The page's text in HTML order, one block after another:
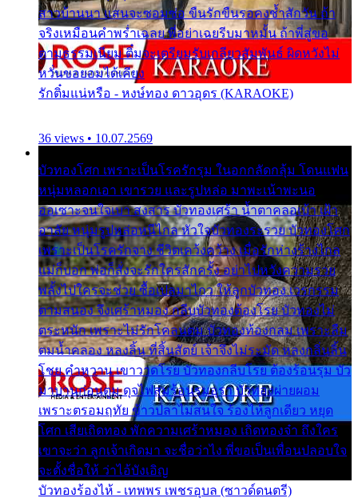
สาวบ้านนา แสนจะซอมซ่อ ขืนรักขืนรอคงช้ำสักวัน ถ้า
จริงเหมือนคำพร่ำเฉลย พี่อย่าเฉยรีบมาหมั้น ถ้าพี่สู่ขอ
ตามธรรมเนียม ติ๋มจะเตรียมรับเกลียวสัมพันธ์ ผิดหวังไม่
หวั่นขอยอมได้เคียง
รักติ๋มแน่หรือ - หงษ์ทอง ดาวอุดร (KARAOKE)
36 views • 10.07.2569
บัวทองโศก เพราะเป็นโรครักรุม ในอกกลัดกลุ้ม โดนแฟน
หนุ่มหลอกเอา เขารวย และรูปหล่อ มาพะเน้าพะนอ
ออเซาะจนใจเบา สงสาร บัวทองเศร้า น้ำตาคลอเบ้า เฝ้า
อาลัย หนุ่มรูปหล่อหนีไกล หัวใจบัวทองระรวย บัวทองโศก
เพราะเป็นโรครักจาง ชีวิตเคว้งคว้าง เมื่อรักห่างร้างไกล
แม่ก็บอก พ่อก็สั่งจะรักใครสักครั้ง อย่าไปหวังความรวย
พลั้งไปใครจะช่วย ซื้อเปลมาไกว ให้ลูกบัวทอง เวรกรรม
ตามสนอง จึงเศร้าหมอง กลีบบัวทองต้องโรย บัวทองไม่
ตระหนัก เพราะไม่รักโคลนตม บัวทองท้องกลม เพราะลืม
ตมน้ำคลอง หลงลิ้น ที่สิ้นสัตย์ เจ้าจึงไม่ระมัด หลงกลิ่นลิ้น
โชย คำหวาน เขาวาดโรย บัวทองกลีบโรย ต้องร้อนรุม บัว
มาบานก่อนตูม ดุจไฟสุมร้อนรุมอุรา บัวทองผ่ายผอม
เพราะตรอมฤทัย ข้าวปลาไม่สนใจ ร้องไห้ลูกเดียว หยุด
โศก เสียเถิดทอง พักความเศร้าหมอง เถิดทองจ๋า ถึงใคร
เขาจะว่า ลูกเจ้าเกิดมา จะชื่อว่าไง พี่ขอเป็นเพื่อนปลอบใจ
จะตั้งชื่อให้ ว่าไอ้บังเอิญ
บัวทองร้องไห้ - เทพพร เพชรอุบล (ซาวด์ดนตรี)